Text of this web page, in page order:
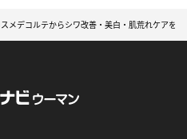
メデコルテからシワ改善・美白・肌荒れケアを